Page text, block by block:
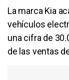
La marca Kia
vehículos
una cifra de
de las ventas